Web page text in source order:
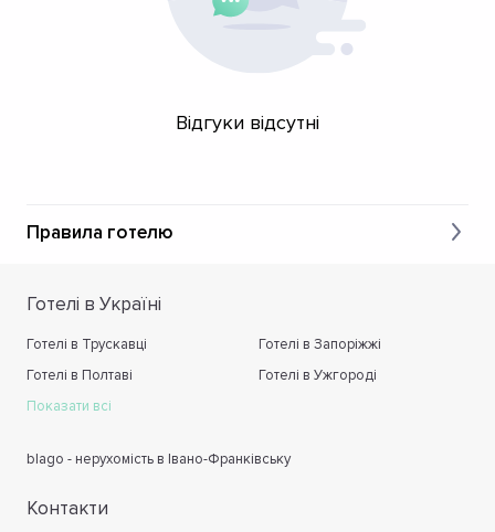
Відгуки відсутні
Правила готелю
Готелі в Україні
Готелі в Трускавці
Готелі в Запоріжжі
Готелі в Полтаві
Готелі в Ужгороді
Показати всі
blago - нерухомість в Івано-Франківську
Контакти